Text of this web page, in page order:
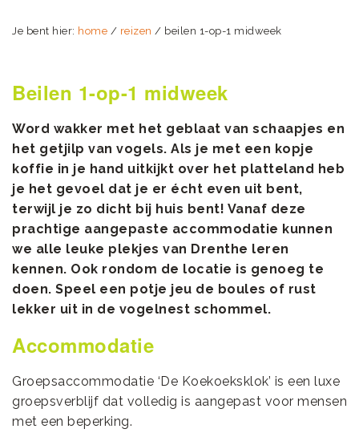
Je bent hier: home / reizen / beilen 1-op-1 midweek
Beilen 1-op-1 midweek
Word wakker met het geblaat van schaapjes en
het getjilp van vogels. Als je met een kopje
koffie in je hand uitkijkt over het platteland heb
je het gevoel dat je er écht even uit bent,
terwijl je zo dicht bij huis bent! Vanaf deze
prachtige aangepaste accommodatie kunnen
we alle leuke plekjes van Drenthe leren
kennen. Ook rondom de locatie is genoeg te
doen. Speel een potje jeu de boules of rust
lekker uit in de vogelnest schommel.
Accommodatie
Groepsaccommodatie ‘De Koekoeksklok’ is een luxe
groepsverblijf dat volledig is aangepast voor mensen
met een beperking.